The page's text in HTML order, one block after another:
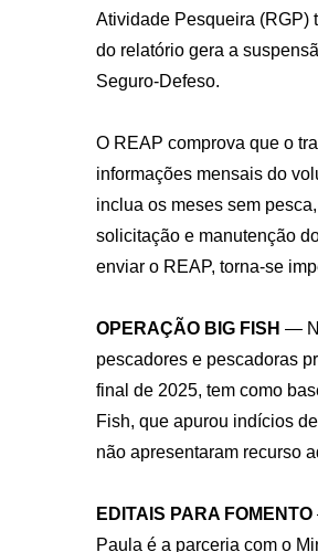
Atividade Pesqueira (RGP)
do relatório gera a
Seguro-Defeso.
O REAP comprova que o
informações mensais do
inclua os meses sem
solicitação e manutenção
enviar o REAP, torna-se
OPERAÇÃO BIG FISH —
pescadores e pescadoras
final de 2025, tem como
Fish, que apurou indícios
não apresentaram recurso
EDITAIS PARA FOMENTO
Paula é a parceria com o